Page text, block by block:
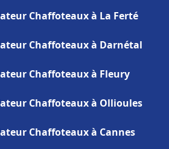
Chaffoteaux à La Ferté
Chaffoteaux à Darnétal
Chaffoteaux à Fleury
Chaffoteaux à Ollioules
Chaffoteaux à Cannes